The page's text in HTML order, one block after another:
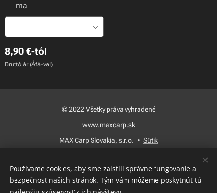
ma
8,90 €-tól
Bruttó ár (Áfá-val)
© 2022 Všetky práva vyhradené
www.maxcarp.sk
MAX Carp Slovakia, s.r.o.
Sütik
Slovenčina
Magyar
Používame cookies, aby sme zaistili správne fungovanie a
bezpečnosť našich stránok. Tým vám môžeme poskytnúť tú